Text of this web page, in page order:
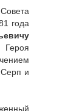
года
и